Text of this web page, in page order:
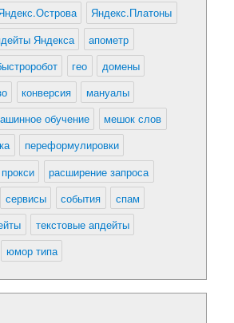
Яндекс.Платоны
Яндекса
апометр
гео
домены
конверсия
мануалы
обучение
мешок слов
переформулировки
прокси
расширение запроса
сервисы события
спам
текстовые апдейты
юмор типа